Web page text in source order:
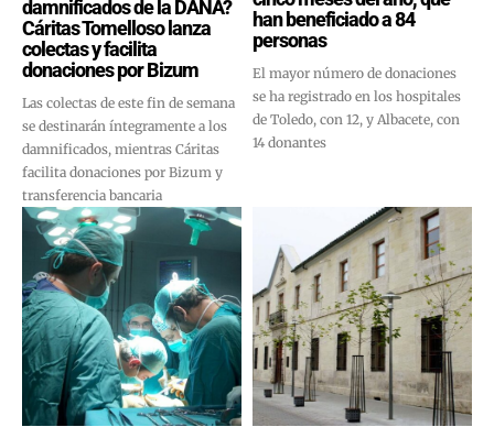
damnificados de la DANA?
Cáritas Tomelloso lanza
colectas y facilita
donaciones por Bizum
Las colectas de este fin de semana
se destinarán íntegramente a los
damnificados, mientras Cáritas
facilita donaciones por Bizum y
transferencia bancaria
han beneficiado a 84
personas
El mayor número de donaciones
se ha registrado en los hospitales
de Toledo, con 12, y Albacete, con
14 donantes